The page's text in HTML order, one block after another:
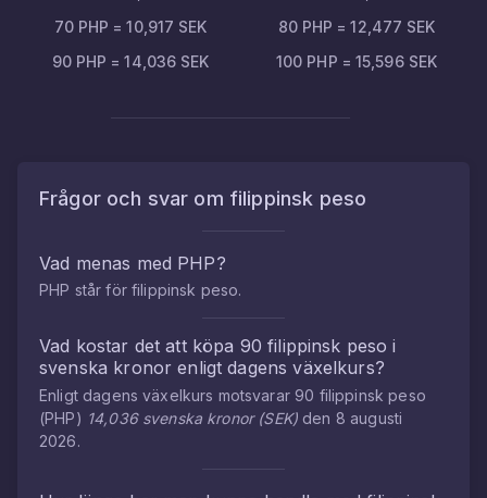
70 PHP =10,917 SEK 80 PHP =12,477 SEK
90 PHP =14,036 SEK 100 PHP = 15,596 SEK
Frågor och svar om filippinsk peso
Vad menas med PHP?
PHP står för filippinsk peso.
Vad kostar det att köpa 90filippinsk peso i
svenska kronor enligt dagens växelkurs?
Enligt dagens växelkurs motsvarar 90 filippinsk peso
(PHP) 14,036 svenska kronor(SEK) den 8 augusti
2026.